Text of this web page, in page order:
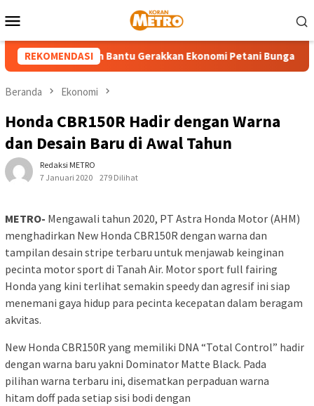
ke
Mobile
REKOMENDASI
Pegadaian Bantu Gerakkan Ekonomi Petani Bunga Hingga
Beranda Ekonomi
Honda CBR150R Hadir dengan Warna
dan Desain Baru di Awal Tahun
Redaksi METRO
7 Januari 2020
279 Dilihat
METRO- Mengawali tahun 2020, PT Astra Honda Motor (AHM)
menghadirkan New Honda CBR150R dengan warna dan
tampilan desain stripe terbaru untuk menjawab keinginan
pecinta motor sport di Tanah Air. Motor sport full fairing
Honda yang kini terlihat semakin speedy dan agresif ini siap
menemani gaya hidup para pecinta kecepatan dalam beragam
akvitas.
New Honda CBR150R yang memiliki DNA “Total Control” hadir
dengan warna baru yakni Dominator Matte Black. Pada
pilihan warna terbaru ini, disematkan perpaduan warna
hitam doff pada setiap sisi bodi dengan